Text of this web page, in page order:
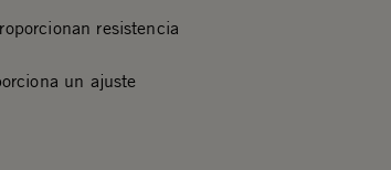
resistencia
un ajuste